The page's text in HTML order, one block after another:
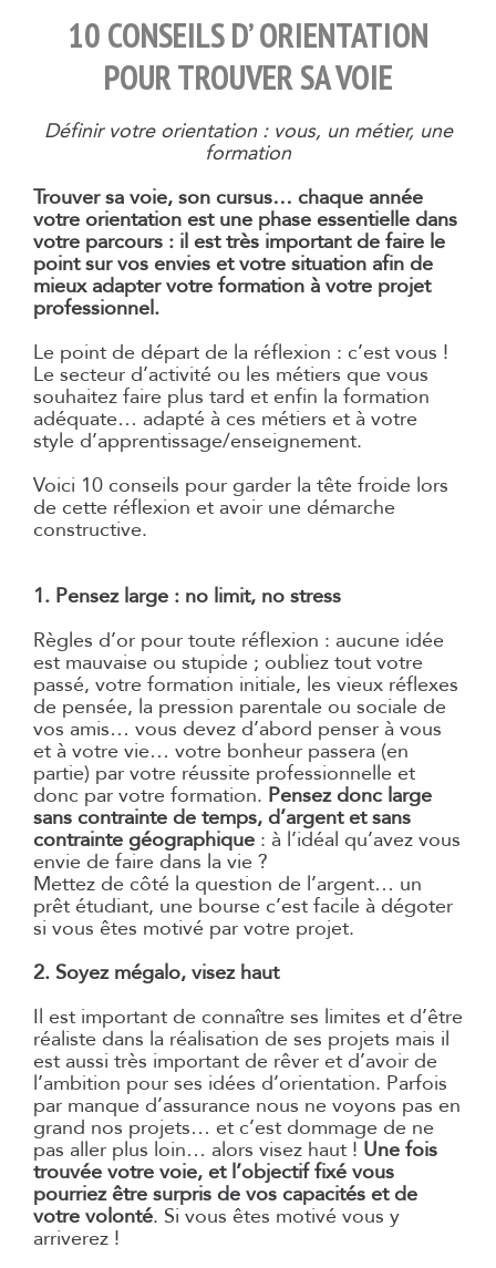
10 CONSEILS D’ ORIENTATION
POUR TROUVER SA VOIE
Définir votre orientation : vous, un métier, une
formation
Trouver sa voie, son cursus… chaque année
votre orientation est une phase essentielle dans
votre parcours : il est très important de faire le
point sur vos envies et votre situation afin de
mieux adapter votre formation à votre projet
professionnel.
Le point de départ de la réflexion : c’est vous !
Le secteur d’activité ou les métiers que vous
souhaitez faire plus tard et enfin la formation
adéquate… adapté à ces métiers et à votre
style d’apprentissage/enseignement.
Voici 10 conseils pour garder la tête froide lors
de cette réflexion et avoir une démarche
constructive.
1. Pensez large : no limit, no stress
Règles d’or pour toute réflexion : aucune idée
est mauvaise ou stupide ; oubliez tout votre
passé, votre formation initiale, les vieux réflexes
de pensée, la pression parentale ou sociale de
vos amis… vous devez d’abord penser à vous
et à votre vie… votre bonheur passera (en
partie) par votre réussite professionnelle et
donc par votre formation. Pensez donc large
sans contrainte de temps, d’argent et sans
contrainte géographique: à l’idéal qu’avez vous
envie de faire dans la vie ?
Mettez de côté la question de l’argent… un
prêt étudiant, une bourse c’est facile à dégoter
si vous êtes motivé par votre projet.
2. Soyez mégalo, visez haut
Il est important de connaître ses limites et d’être
réaliste dans la réalisation de ses projets mais il
est aussi très important de rêver et d’avoir de
l’ambition pour ses idées d’orientation. Parfois
par manque d’assurance nous ne voyons pas en
grand nos projets… et c’est dommage de ne
pas aller plus loin… alors visez haut ! Une fois
trouvée votre voie, et l’objectif fixé vous
pourriez être surpris de vos capacités et de
votre volonté. Si vous êtes motivé vous y
arriverez !